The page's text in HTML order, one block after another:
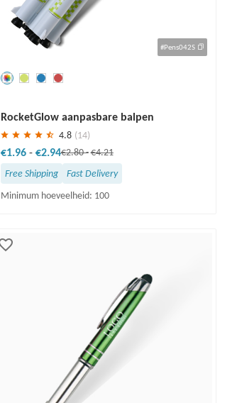
#Pens042S
RocketGlow aanpasbare balpen
4.8 (14)
€1.96 - €2.94€2.80-€4.21
Free Shipping
Fast Delivery
Minimum hoeveelheid: 100